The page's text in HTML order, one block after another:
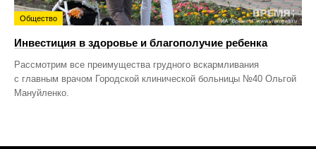
Общество
Инвестиция в здоровье и благополучие ребенка
Рассмотрим все преимущества грудного вскармливания
с главным врачом Городской клинической больницы №40 Ольгой
Мануйленко.